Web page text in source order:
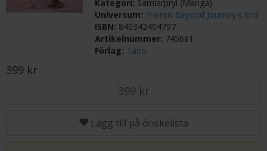
Kategori: Samlarpryl (Manga)
Universum: Frieren Beyond Journey's End
ISBN: 840342404797
Artikelnummer: 745681
Förlag: Taito
399 kr
399 kr
Lägg till på önskelista